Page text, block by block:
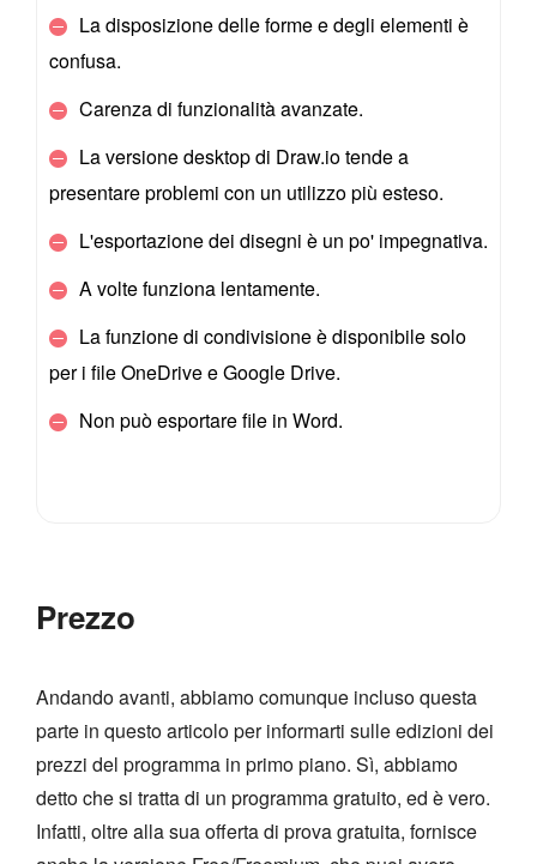
La disposizione delle forme e degli elementi è
confusa.
Carenza di funzionalità avanzate.
La versione desktop di Draw.io tende a
presentare problemi con un utilizzo più esteso.
L'esportazione dei disegni è un po' impegnativa.
A volte funziona lentamente.
La funzione di condivisione è disponibile solo
per i file OneDrive e Google Drive.
Non può esportare file in Word.
Prezzo
Andando avanti, abbiamo comunque incluso questa
parte in questo articolo per informarti sulle edizioni dei
prezzi del programma in primo piano. Sì, abbiamo
detto che si tratta di un programma gratuito, ed è vero.
Infatti, oltre alla sua offerta di prova gratuita, fornisce